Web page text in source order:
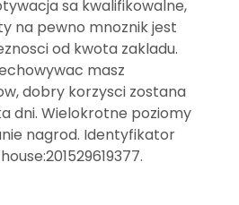
sa kwalifikowalne,
na pewno mnoznik jest
od kwota zakladu.
masz
dobry korzysci zostana
dni. Wielokrotne poziomy
nagrod. Identyfikator